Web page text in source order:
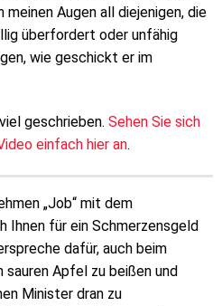
Augen all diejenigen, die
überfordert oder unfähig
wie geschickt er im
geschrieben. Sehen Sie sich
einfach hier an.
„Job“ mit dem
Ihnen für ein Schmerzensgeld
dafür, auch beim
Apfel zu beißen und
Minister dran zu